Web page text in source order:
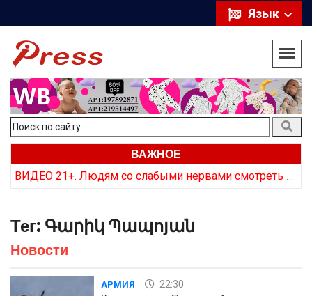
Язык
ВАЖНОЕ
Тег: Գարիկ Պապոյան
Новости
АРМИЯ 22:30